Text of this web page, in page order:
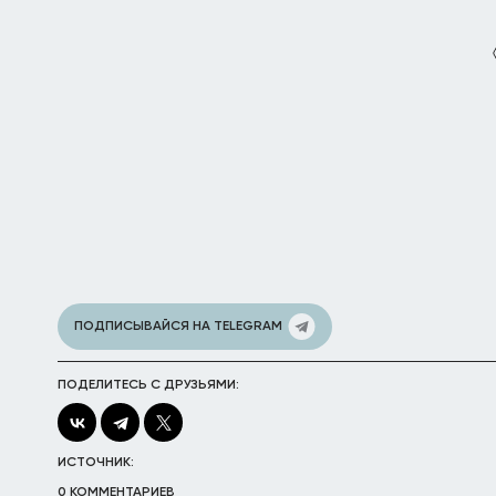
ПОДПИСЫВАЙСЯ НА TELEGRAM
ПОДЕЛИТЕСЬ С ДРУЗЬЯМИ:
ИСТОЧНИК:
0 КОММЕНТАРИЕВ